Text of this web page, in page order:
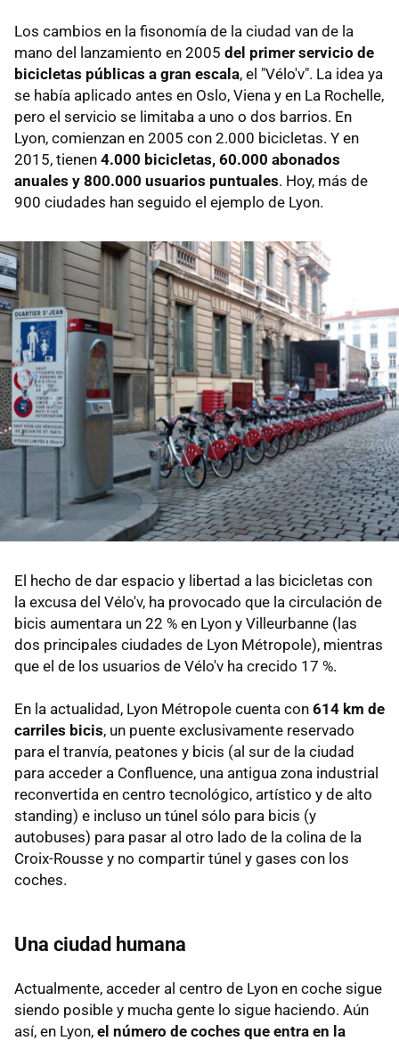
Los cambios en la fisonomía de la ciudad van de la
mano del lanzamiento en 2005 del primer servicio de
bicicletas públicas a gran escala, el "Vélo'v". La idea ya
se había aplicado antes en Oslo, Viena y en La Rochelle,
pero el servicio se limitaba a uno o dos barrios. En
Lyon, comienzan en 2005 con 2.000 bicicletas. Y en
2015, tienen 4.000 bicicletas, 60.000 abonados
anuales y 800.000 usuarios puntuales. Hoy, más de
900 ciudades han seguido el ejemplo de Lyon.
El hecho de dar espacio y libertad a las bicicletas con
la excusa del Vélo'v, ha provocado que la circulación de
bicis aumentara un 22 % en Lyon y Villeurbanne (las
dos principales ciudades de Lyon Métropole), mientras
que el de los usuarios de Vélo'v ha crecido 17 %.
En la actualidad, Lyon Métropole cuenta con 614 km de
carriles bicis, un puente exclusivamente reservado
para el tranvía, peatones y bicis (al sur de la ciudad
para acceder a Confluence, una antigua zona industrial
reconvertida en centro tecnológico, artístico y de alto
standing) e incluso un túnel sólo para bicis (y
autobuses) para pasar al otro lado de la colina de la
Croix-Rousse y no compartir túnel y gases con los
coches.
Una ciudad humana
Actualmente, acceder al centro de Lyon en coche sigue
siendo posible y mucha gente lo sigue haciendo. Aún
así, en Lyon, el número de coches que entra en la